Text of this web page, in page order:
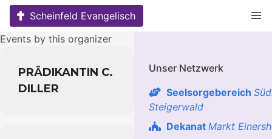
Skip
content
Scheinfeld Evangelisch
Events by this organizer
PRÄDIKANTIN C.
DILLER
Unser Netzwerk
Seelsorgebereich
Steigerwald
Dekanat Markt